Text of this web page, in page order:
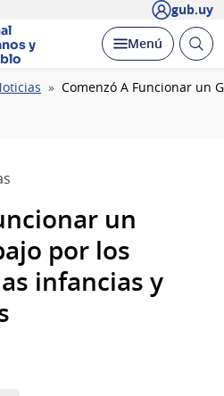
gub.uy
y
Desplegar
Menú Abrir
Comenzó A Funcionar un
un
por los
infancias y